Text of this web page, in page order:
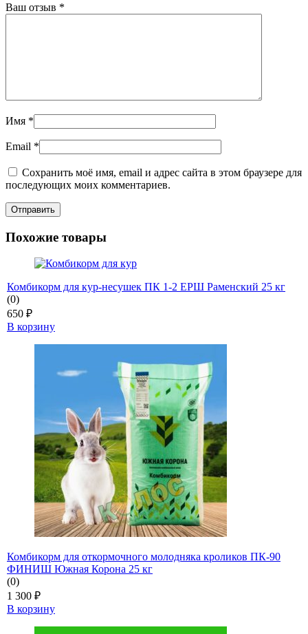
Ваш отзыв *
Имя *
Email *
Сохранить моё имя, email и адрес сайта в этом браузере для
последующих моих комментариев.
Похожие товары
Комбикорм для кур-несушек ПК 1-2 ЕРШ Раменский 25 кг
(0)
650 ₽
В корзину
Комбикорм для откормочного молодняка кроликов ПК-90
ФИНИШ Южная Корона 25 кг
(0)
1 300 ₽
В корзину